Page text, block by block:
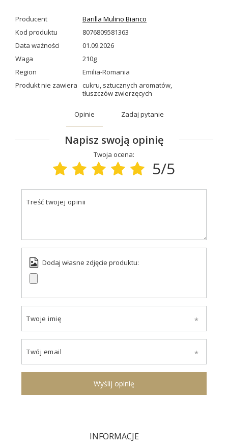
Producent
Barilla Mulino Bianco
Kod produktu
8076809581363
Data ważności
01.09.2026
Waga
210g
Region
Emilia-Romania
Produkt nie zawiera
cukru, sztucznych aromatów,
tłuszczów zwierzęcych
Opinie Zadaj pytanie
Napisz swoją opinię
Twoja ocena:
5/5
Treść twojej opinii
Dodaj własne zdjęcie produktu:
Twoje imię
Twój email
Wyślij opinię
INFORMACJE